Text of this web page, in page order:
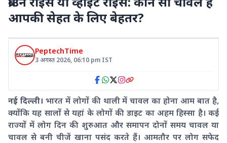
आपकी सेहत के लिए बेहतर?
PeptechTime
3 अगस्त 2026, 06:10 pm IST
नई दिल्ली। भारत में लोगों की थाली में चावल का होना आम बात है,
क्योंकि यह सालों से यहां के लोगों की डाइट का अहम हिस्सा है। कई
राज्यों में लोग दिन की शुरुआत और समापन दोनों समय चावल या
चावल से बनी चीजें खाना पसंद करते हैं। आमतौर पर लोग सफेद